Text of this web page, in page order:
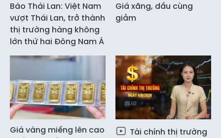
Báo Thái Lan: Việt Nam
vượt Thái Lan, trở thành
thị trường hàng không
lớn thứ hai Đông Nam Á
Giá xăng, dầu cùng
giảm
Giá vàng miếng lên cao
Tài chính thị trường